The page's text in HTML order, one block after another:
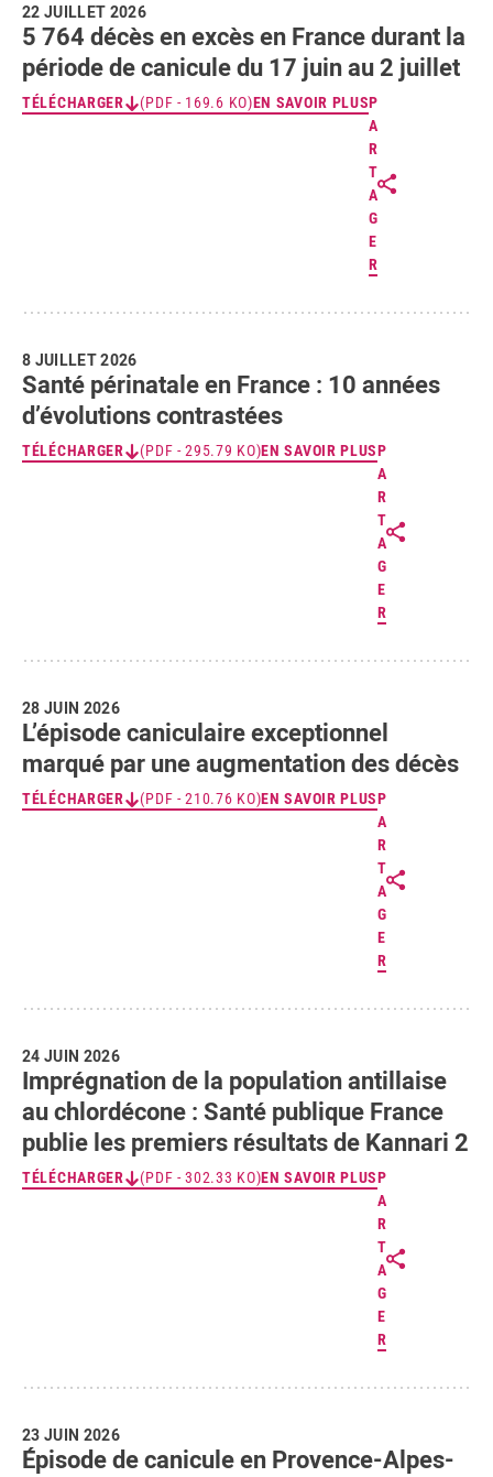
22 JUILLET 2026
5 764 décès en excès en France durant la
période de canicule du 17 juin au 2 juillet
TÉLÉCHARGER (PDF - 169.6 KO)EN SAVOIR PLUSP
A
R
T
A
G
E
R
8 JUILLET 2026
Santé périnatale en France : 10 années
d’évolutions contrastées
TÉLÉCHARGER (PDF - 295.79 KO)EN SAVOIR PLUSP
A
R
T
A
G
E
R
28 JUIN 2026
L’épisode caniculaire exceptionnel
marqué par une augmentation des décès
TÉLÉCHARGER (PDF - 210.76 KO)EN SAVOIR PLUSP
A
R
T
A
G
E
R
24 JUIN 2026
Imprégnation de la population antillaise
au chlordécone : Santé publique France
publie les premiers résultats de Kannari 2
TÉLÉCHARGER (PDF - 302.33 KO)EN SAVOIR PLUSP
A
R
T
A
G
E
R
23 JUIN 2026
Épisode de canicule en Provence-Alpes-